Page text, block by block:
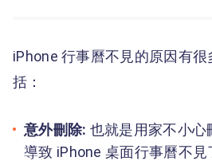
iPhone 行事曆不見的原因有
括：
意外刪除: 也就是用家不小心
導致 iPhone 桌面行事曆不見